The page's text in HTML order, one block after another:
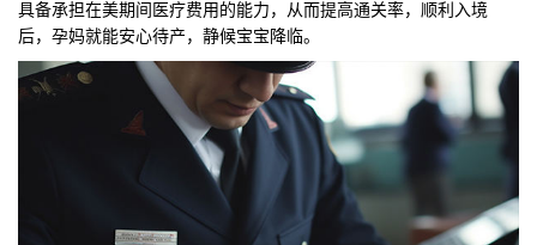
具备承担在美期间医疗费用的能力，从而提高通关率，顺利入境
后，孕妈就能安心待产，静候宝宝降临。